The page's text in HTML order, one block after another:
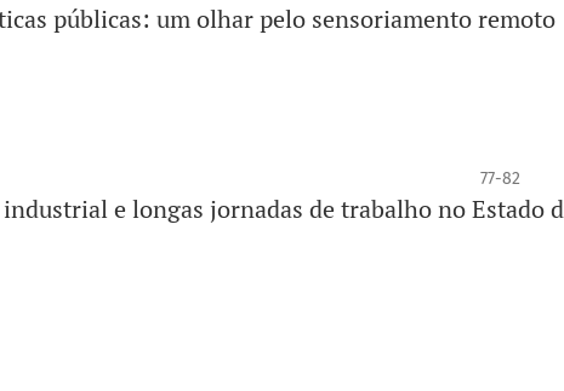
públicas: um olhar pelo sensoriamento remoto
77-82
e longas jornadas de trabalho no Estado